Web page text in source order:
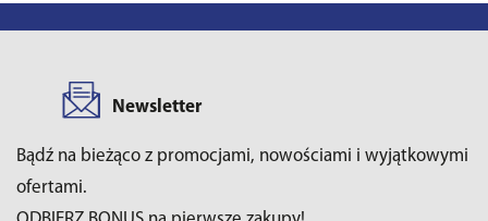
Newsletter
Bądź na bieżąco z promocjami, nowościami i wyjątkowymi
ofertami.